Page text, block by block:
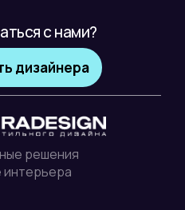
с нами?
дизайнера
решения
интерьера